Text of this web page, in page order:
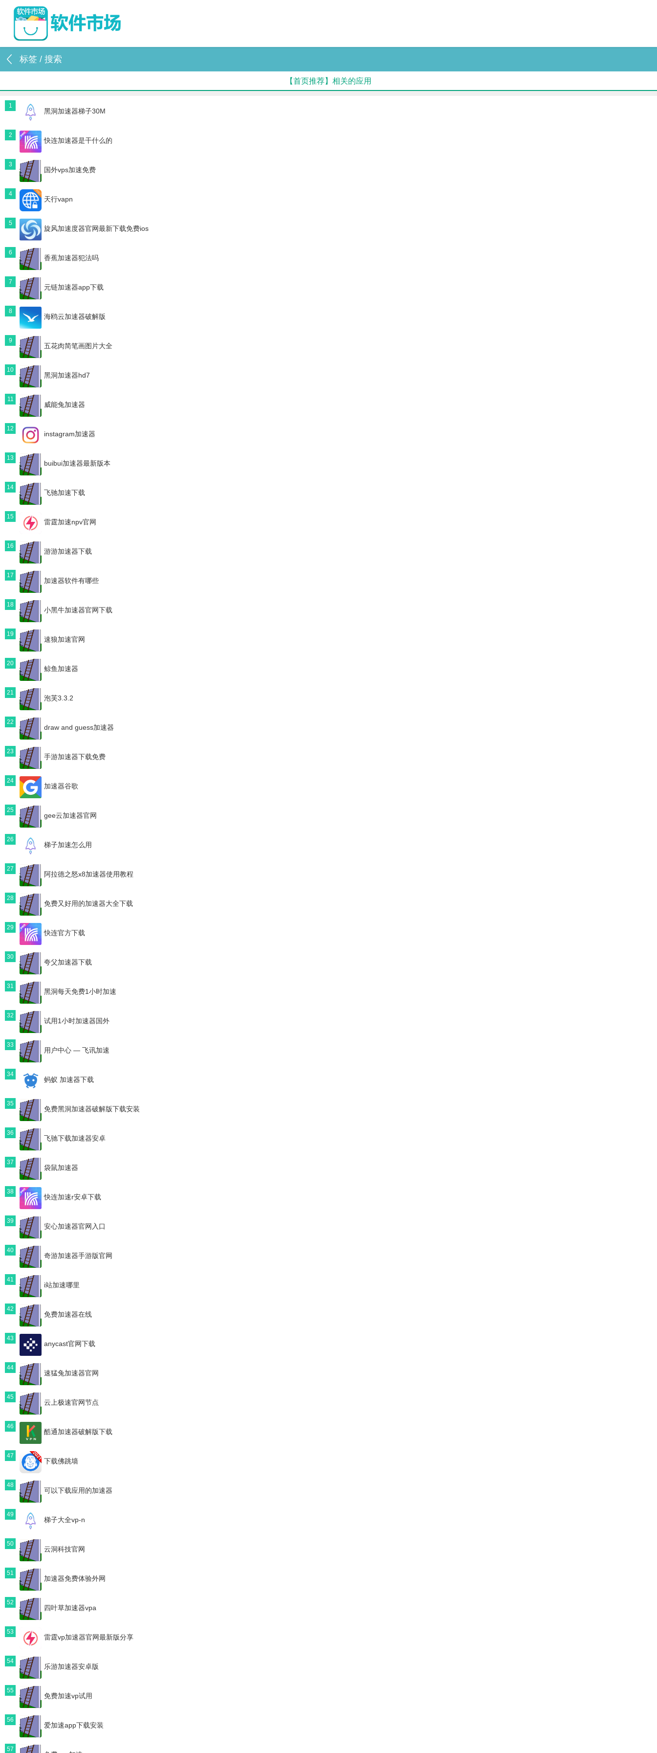
标签 / 搜索
【首页推荐】相关的应用
1
黑洞加速器梯子30M
2
快连加速器是干什么的
3
国外vps加速免费
4
天行vapn
5
旋风加速度器官网最新下载免费ios
6
香蕉加速器犯法吗
7
元链加速器app下载
8
海鸥云加速器破解版
9
五花肉简笔画图片大全
10
黑洞加速器hd7
11
威能兔加速器
12
instagram加速器
13
buibui加速器最新版本
14
飞驰加速下载
15
雷霆加速npv官网
16
游游加速器下载
17
加速器软件有哪些
18
小黑牛加速器官网下载
19
速狼加速官网
20
鲸鱼加速器
21
泡芙3.3.2
22
draw and guess加速器
23
手游加速器下载免费
24
加速器谷歌
25
gee云加速器官网
26
梯子加速怎么用
27
阿拉德之怒x8加速器使用教程
28
免费又好用的加速器大全下载
29
快连官方下载
30
夸父加速器下载
31
黑洞每天免费1小时加速
32
试用1小时加速器国外
33
用户中心 ― 飞讯加速
34
蚂蚁 加速器下载
35
免费黑洞加速器破解版下载安装
36
飞驰下载加速器安卓
37
袋鼠加速器
38
快连加速r安卓下载
39
安心加速器官网入口
40
奇游加速器手游版官网
41
i站加速哪里
42
免费加速器在线
43
anycast官网下载
44
速猛兔加速器官网
45
云上极速官网节点
46
酷通加速器破解版下载
47
下载佛跳墙
48
可以下载应用的加速器
49
梯子大全vp-n
50
云洞科技官网
51
加速器免费体验外网
52
四叶草加速器vpa
53
雷霆vp加速器官网最新版分享
54
乐游加速器安卓版
55
免费加速vp试用
56
爱加速app下载安装
57